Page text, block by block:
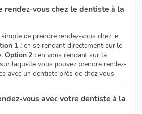
rendez-vous chez le dentiste à la
de prendre rendez-vous chez le
1 : en se rendant directement sur le
Option 2 : en vous rendant sur la
laquelle vous pouvez prendre rendez-
avec un dentiste près de chez vous
vous avec votre dentiste à la